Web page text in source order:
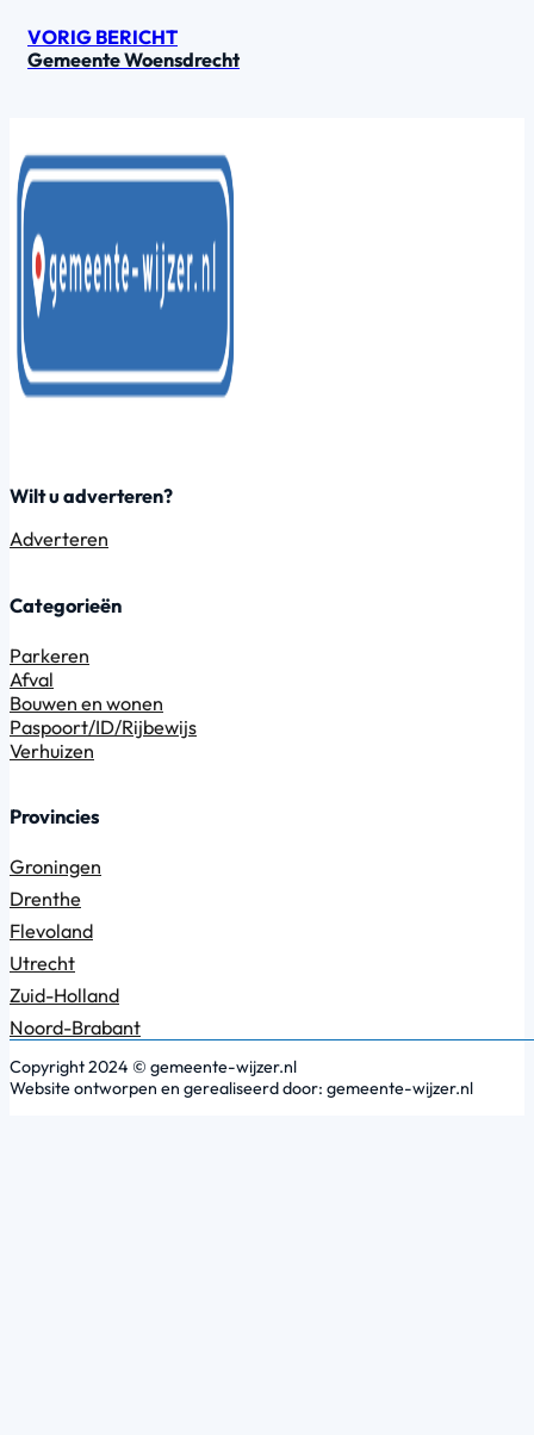
VORIG BERICHT
Gemeente Woensdrecht
Wilt u adverteren?
Adverteren
Categorieën
Parkeren
Afval
Bouwen en wonen
Paspoort/ID/Rijbewijs
Verhuizen
Provincies
Groningen
Drenthe
Flevoland
Utrecht
Zuid-Holland
Noord-Brabant
Copyright 2024 © gemeente-wijzer.nl
Website ontworpen en gerealiseerd door: gemeente-wijzer.nl